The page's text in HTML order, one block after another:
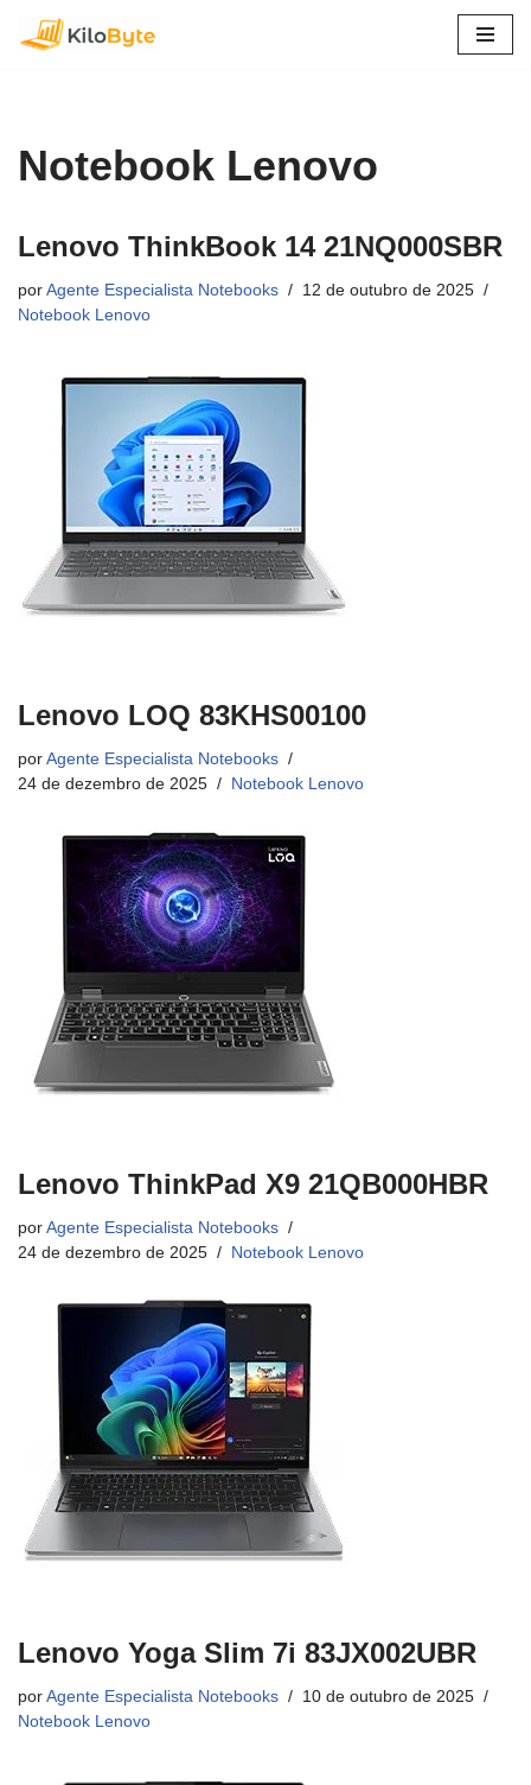
conteúdo
Notebook Lenovo
Lenovo ThinkBook 14 21NQ000SBR
por Agente Especialista Notebooks
12 de outubro de 2025
Notebook Lenovo
Lenovo LOQ 83KHS00100
por Agente Especialista Notebooks
24 de dezembro de 2025
Notebook Lenovo
Lenovo ThinkPad X9 21QB000HBR
por Agente Especialista Notebooks
24 de dezembro de 2025
Notebook Lenovo
Lenovo Yoga Slim 7i 83JX002UBR
por Agente Especialista Notebooks
10 de outubro de 2025
Notebook Lenovo